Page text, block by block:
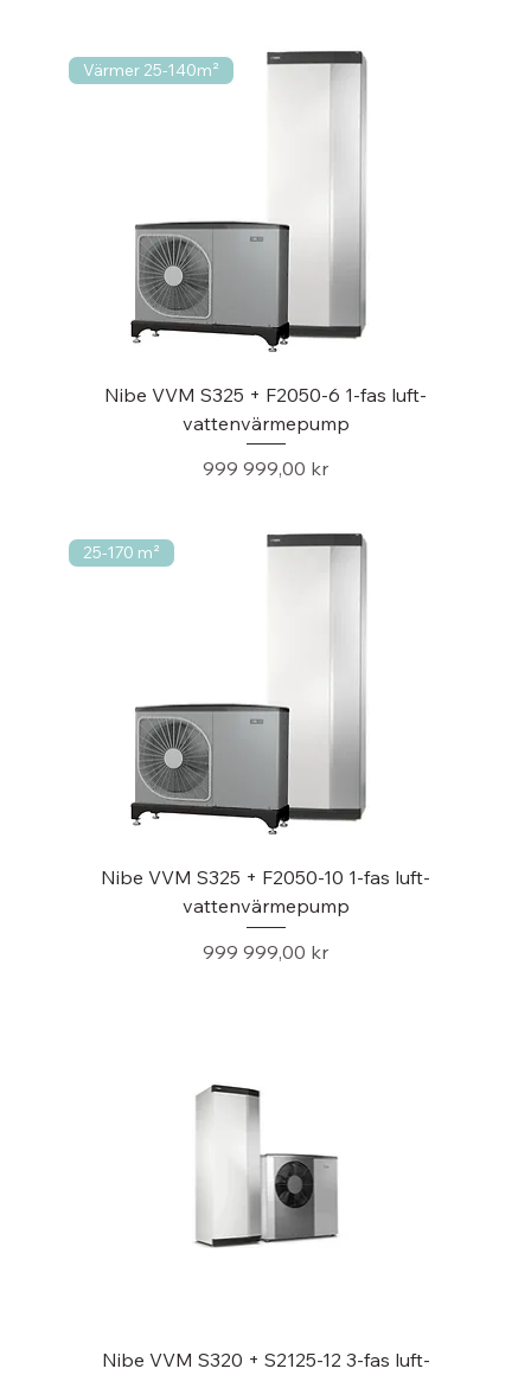
Värmer 25-140m²
Nibe VVM S325 + F2050-6 1-fas luft-
vattenvärmepump
Pris
999 999,00 kr
25-170 m²
Nibe VVM S325 + F2050-10 1-fas luft-
vattenvärmepump
Pris
999 999,00 kr
Nibe VVM S320 + S2125-12 3-fas luft-